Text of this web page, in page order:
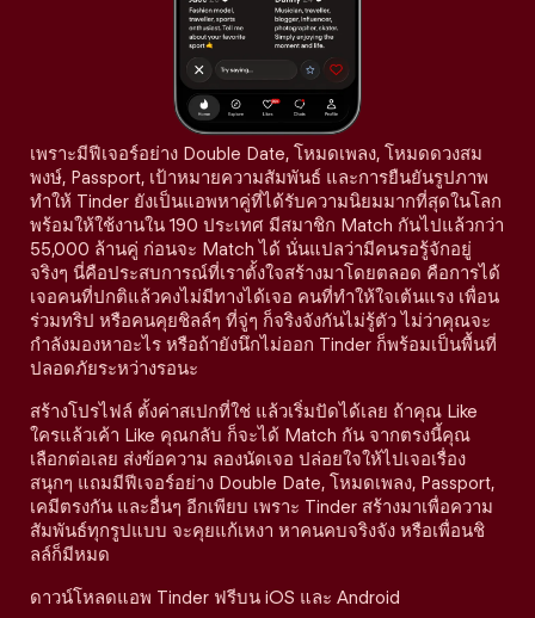
เพราะมีฟีเจอร์อย่าง Double Date, โหมดเพลง, โหมดดวงสม
พงษ์, Passport, เป้าหมายความสัมพันธ์ และการยืนยันรูปภาพ
ทำให้ Tinder ยังเป็นแอพหาคู่ที่ได้รับความนิยมมากที่สุดในโลก
พร้อมให้ใช้งานใน 190 ประเทศ มีสมาชิก Match กันไปแล้วกว่า
55,000 ล้านคู่ ก่อนจะ Match ได้ นั่นแปลว่ามีคนรอรู้จักอยู่
จริงๆ นี่คือประสบการณ์ที่เราตั้งใจสร้างมาโดยตลอด คือการได้
เจอคนที่ปกติแล้วคงไม่มีทางได้เจอ คนที่ทำให้ใจเต้นแรง เพื่อน
ร่วมทริป หรือคนคุยชิลล์ๆ ที่จู่ๆ ก็จริงจังกันไม่รู้ตัว ไม่ว่าคุณจะ
กำลังมองหาอะไร หรือถ้ายังนึกไม่ออก Tinder ก็พร้อมเป็นพื้นที่
ปลอดภัยระหว่างรอนะ
สร้างโปรไฟล์ ตั้งค่าสเปกที่ใช่ แล้วเริ่มปัดได้เลย ถ้าคุณ Like
ใครแล้วเค้า Like คุณกลับ ก็จะได้ Match กัน จากตรงนี้คุณ
เลือกต่อเลย ส่งข้อความ ลองนัดเจอ ปล่อยใจให้ไปเจอเรื่อง
สนุกๆ แถมมีฟีเจอร์อย่าง Double Date, โหมดเพลง, Passport,
เคมีตรงกัน และอื่นๆ อีกเพียบ เพราะ Tinder สร้างมาเพื่อความ
สัมพันธ์ทุกรูปแบบ จะคุยแก้เหงา หาคนคบจริงจัง หรือเพื่อนชิ
ลล์ก็มีหมด
ดาวน์โหลดแอพ Tinder ฟรีบน iOS และ Android